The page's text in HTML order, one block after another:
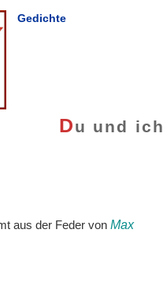
Gedichte
Du und ich
aus der Feder vonMax